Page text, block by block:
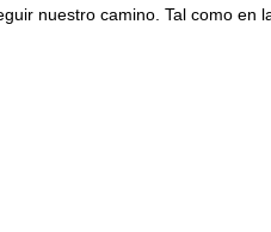
nuestro camino. Tal como en